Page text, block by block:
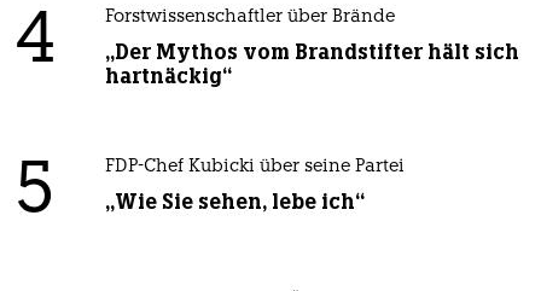
4 Forstwissenschaftler über Brände
„Der Mythos vom Brandstifter hält sich
hartnäckig“
5 FDP-Chef Kubicki über seine Partei
„Wie Sie sehen, lebe ich“